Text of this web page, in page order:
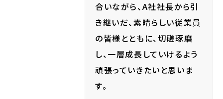
合いながら、A社社長から引
き継いだ、素晴らしい従業員
の皆様とともに、切磋琢磨
し、一層成長していけるよう
頑張っていきたいと思いま
す。